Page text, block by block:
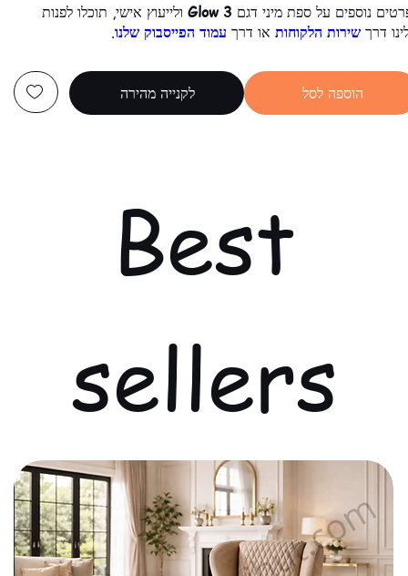
נוספים על ספת מיני דגם Glow 3 ולייעוץ אישי, תוכלו לפנות
דרך שירות הלקוחות או דרך עמוד הפייסבוק שלנו.
הוספה לסל לקנייה מהירה
Best
sellers